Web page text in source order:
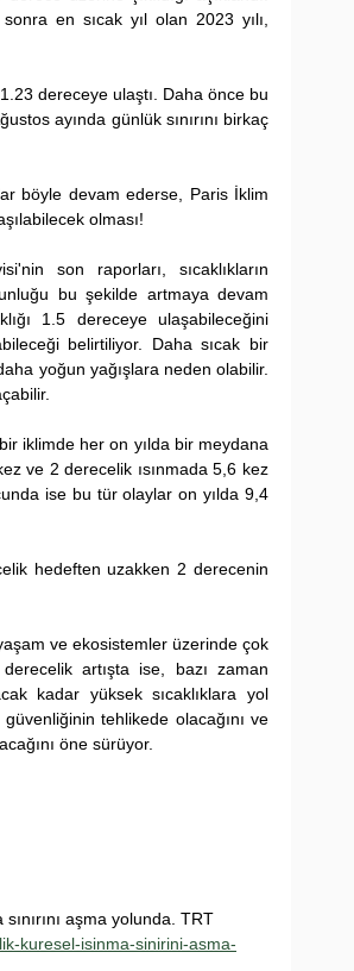
en sıcak yıl olan 2023 yılı,
dereceye ulaştı. Daha önce bu
ayında günlük sınırını birkaç
olması!
son raporları, sıcaklıkların
bu şekilde artmaya devam
1.5 dereceye ulaşabileceğini
belirtiliyor. Daha sıcak bir
yoğun yağışlara neden olabilir.
iklimde her on yılda bir meydana
ve 2 derecelik ısınmada 5,6 kez
ise bu tür olaylar on yılda 9,4
hedeften uzakken 2 derecenin
ve ekosistemler üzerinde çok
artışta ise, bazı zaman
kadar yüksek sıcaklıklara yol
tehlikede olacağını ve
öne sürüyor.
aşma yolunda. TRT
kuresel-isinma-sinirini-asma-